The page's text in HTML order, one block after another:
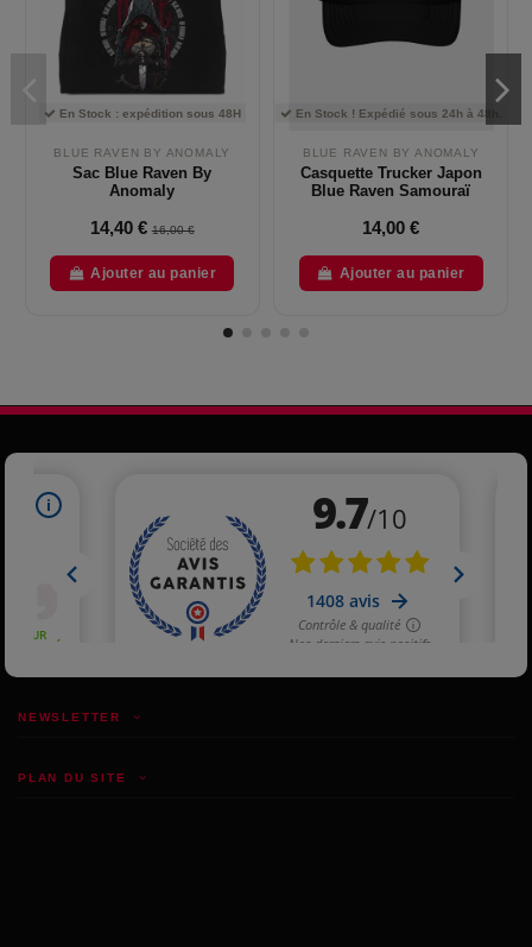
En Stock : expédition sous 48H
BLUE RAVEN BY ANOMALY
Sac Blue Raven By
Anomaly
14,40 € 16,00 €
Ajouter au panier
En Stock ! Expédié sous 24h à 48h.
BLUE RAVEN BY ANOMALY
Casquette Trucker Japon
Blue Raven Samouraï
14,00 €
Ajouter au panier
PLAN DU SITE
NEWSLETTER